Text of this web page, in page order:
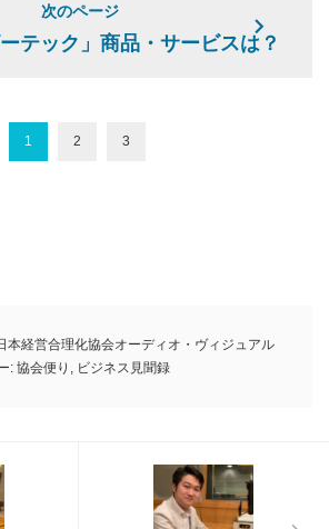
次のページ
テック」商品・サービスは？
1 2 3
本経営合理化協会オーディオ・ヴィジュアル
: 協会便り ビジネス見聞録